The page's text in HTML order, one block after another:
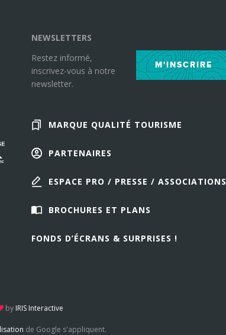
NEWSLETTERS
Restez informé,
inscrivez-vous à notre
newsletter.
M'INSCRIRE
MARQUE QUALITÉ TOURISME
PARTENAIRES
ESPACE PRO / PRESSE / ASSOCIATIONS
BROCHURES ET PLANS
FONDS D’ÉCRANS & SURPRISES !
by IRIS Interactive
de Google s'appliquent.